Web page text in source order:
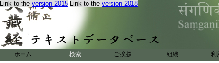
Link to the version 2015 Link to the version 2018
ホーム 検索 ご挨拶 組織 利
此望得意能作身利
處。望得飮食令身
執持爲相。由此識
執持則同死人身即
故此四食中觸食屬
段食屬色不關心。